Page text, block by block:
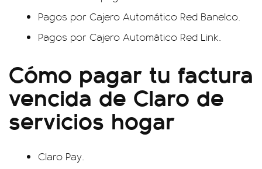
Pagos por Cajero Automático Red Banelco.
Pagos por Cajero Automático Red Link.
Cómo pagar tu factura
vencida de Claro de
servicios hogar
Claro Pay.